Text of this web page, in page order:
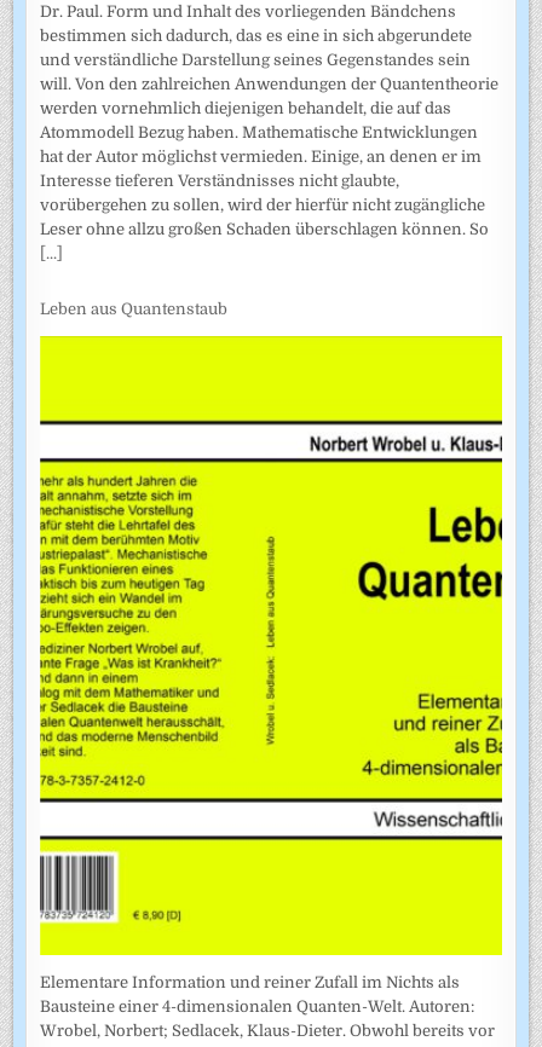
Dr. Paul. Form und Inhalt des vorliegenden Bändchens
bestimmen sich dadurch, das es eine in sich abgerundete
und verständliche Darstellung seines Gegenstandes sein
will. Von den zahlreichen Anwendungen der Quantentheorie
werden vornehmlich diejenigen behandelt, die auf das
Atommodell Bezug haben. Mathematische Entwicklungen
hat der Autor möglichst vermieden. Einige, an denen er im
Interesse tieferen Verständnisses nicht glaubte,
vorübergehen zu sollen, wird der hierfür nicht zugängliche
Leser ohne allzu großen Schaden überschlagen können. So
[...]
Leben aus Quantenstaub
Elementare Information und reiner Zufall im Nichts als
Bausteine einer 4-dimensionalen Quanten-Welt. Autoren:
Wrobel, Norbert; Sedlacek, Klaus-Dieter. Obwohl bereits vor